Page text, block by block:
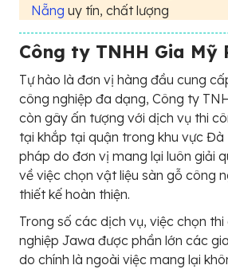
Nẵng uy tín, chất lượng
Công ty TNHH Gia Mỹ
Tự hào là đơn vị hàng đầu cung
công nghiệp đa dạng, Công ty
còn gây ấn tượng với dịch vụ thi
tại khắp tại quận trong khu vực Đà
pháp do đơn vị mang lại luôn giải
về việc chọn vật liệu sàn gỗ công
thiết kế hoàn thiện.
Trong số các dịch vụ, việc chọn
nghiệp Jawa được phần lớn các
do chính là ngoài việc mang lại